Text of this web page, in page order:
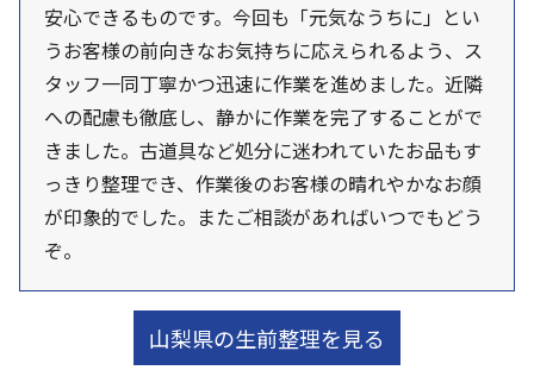
安心できるものです。今回も「元気なうちに」とい
うお客様の前向きなお気持ちに応えられるよう、ス
タッフ一同丁寧かつ迅速に作業を進めました。近隣
への配慮も徹底し、静かに作業を完了することがで
きました。古道具など処分に迷われていたお品もす
っきり整理でき、作業後のお客様の晴れやかなお顔
が印象的でした。またご相談があればいつでもどう
ぞ。
山梨県の生前整理を見る